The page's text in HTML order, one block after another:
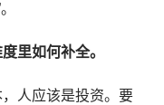
里如何补全。
人应该是投资。要